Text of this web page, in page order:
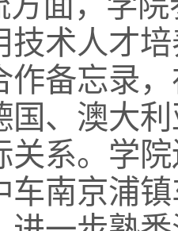
技术人才
作备忘录
国、澳大
关系。学
车南京浦